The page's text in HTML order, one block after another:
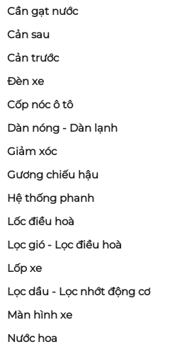
Cần gạt nước
Cản sau
Cản trước
Đèn xe
Cốp nóc ô tô
Dàn nóng - Dàn lạnh
Giảm xóc
Gương chiếu hậu
Hệ thống phanh
Lốc điều hoà
Lọc gió - Lọc điều hoà
Lốp xe
Lọc dầu - Lọc nhớt động cơ
Màn hình xe
Nước hoa